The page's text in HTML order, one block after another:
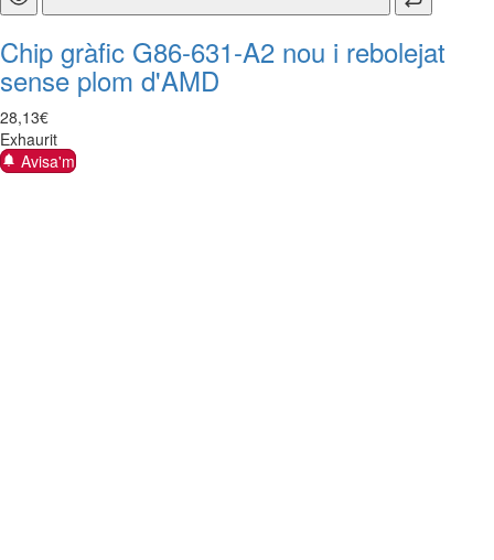
Chip gràfic G86-631-A2 nou i rebolejat
sense plom d'AMD
28,13€
Exhaurit
Avisa'm